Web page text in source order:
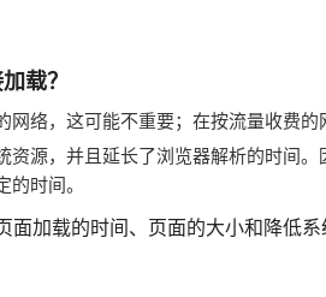
载？
网络，这可能不重要；在按流量收费
资源，并且延长了浏览器解析的时间
时间。
面加载的时间、页面的大小和降低